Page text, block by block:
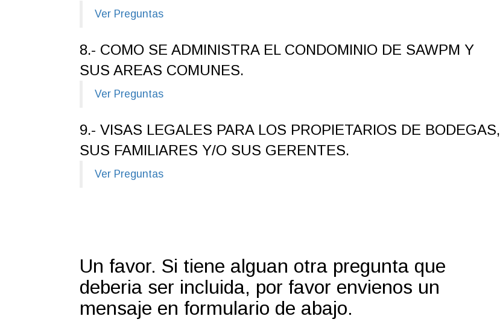
Ver Preguntas
8.- COMO SE ADMINISTRA EL CONDOMINIO DE SAWPM Y
SUS AREAS COMUNES.
Ver Preguntas
9.- VISAS LEGALES PARA LOS PROPIETARIOS DE BODEGAS,
SUS FAMILIARES Y/O SUS GERENTES.
Ver Preguntas
Un favor. Si tiene alguan otra pregunta que
deberia ser incluida, por favor envienos un
mensaje en formulario de abajo.